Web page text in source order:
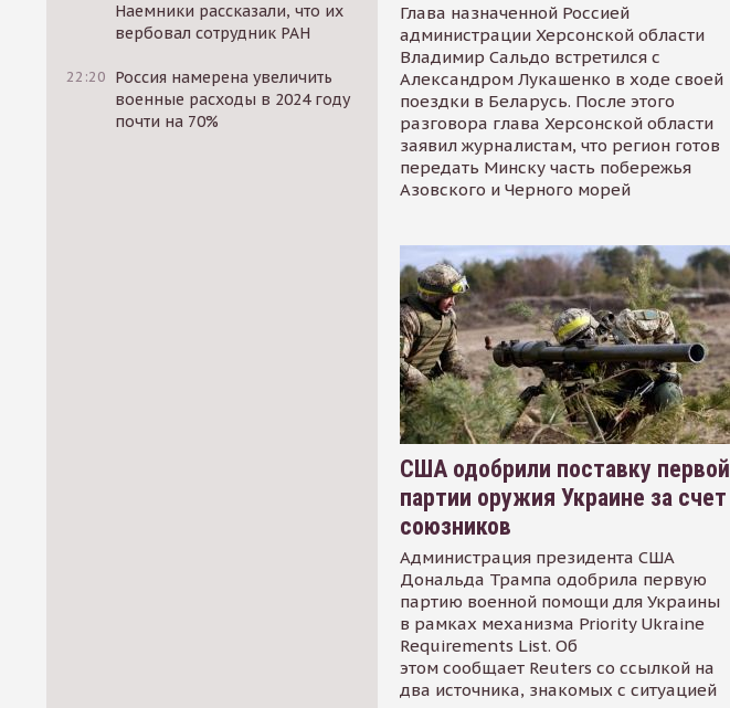
Наемники рассказали, что их
вербовал сотрудник РАН
22:20 Россия намерена увеличить
военные расходы в 2024 году
почти на 70%
Глава назначенной Россией
администрации Херсонской области
Владимир Сальдо встретился с
Александром Лукашенко в ходе своей
поездки в Беларусь. После этого
разговора глава Херсонской области
заявил журналистам, что регион готов
передать Минску часть побережья
Азовского и Черного морей
США одобрили поставку первой
партии оружия Украине за счет
союзников
Администрация президента США
Дональда Трампа одобрила первую
партию военной помощи для Украины
в рамках механизма Priority Ukraine
Requirements List. Об
этом сообщает Reuters со ссылкой на
два источника, знакомых с ситуацией